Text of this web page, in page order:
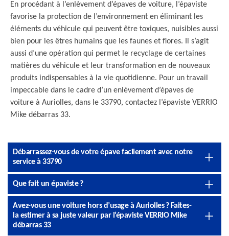
En procédant à l’enlèvement d’épaves de voiture, l’épaviste
favorise la protection de l’environnement en éliminant les
éléments du véhicule qui peuvent être toxiques, nuisibles aussi
bien pour les êtres humains que les faunes et flores. Il s’agit
aussi d’une opération qui permet le recyclage de certaines
matières du véhicule et leur transformation en de nouveaux
produits indispensables à la vie quotidienne. Pour un travail
impeccable dans le cadre d’un enlèvement d’épaves de
voiture à Auriolles, dans le 33790, contactez l’épaviste VERRIO
Mike débarras 33.
Débarrassez-vous de votre épave facilement avec notre
service à 33790
Que fait un épaviste ?
Avez-vous une voiture hors d’usage à Auriolles ? Faites-
la estimer à sa juste valeur par l’épaviste VERRIO Mike
débarras 33